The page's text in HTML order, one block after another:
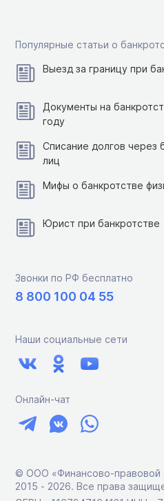
Популярные статьи о
Выезд за границу при
Документы на
году
Списание долгов через
лиц
Мифы о банкротстве
Юрист при банкротстве
Звонки по РФ бесплатно
8 800 100 04 55
Наши социальные сети
Онлайн-чат
© ООО «Финансово-правовой
2015 ‑ 2026. Все права